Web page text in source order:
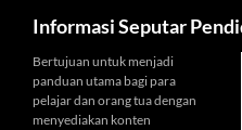
Langsung
Informasi Seputar
Bertujuan untuk menjadi
panduan utama bagi para
pelajar dan orang tua dengan
menyediakan konten